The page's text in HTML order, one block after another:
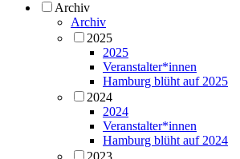
Archiv
Archiv
2025
2025
Veranstalter*innen
Hamburg blüht auf 2025
2024
2024
Veranstalter*innen
Hamburg blüht auf 2024